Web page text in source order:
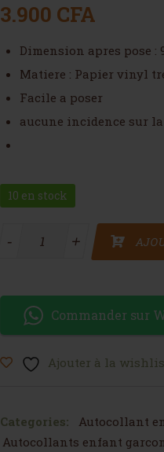
3.900 CFA
Dimension apres pose :
Matiere : Papier vinyl
Facile a poser
aucune incidence sur
10 en stock
quantité de Autocollant
+
-
Commander sur
Ajouter à la
Categories: Autocollant
Autocollants enfant